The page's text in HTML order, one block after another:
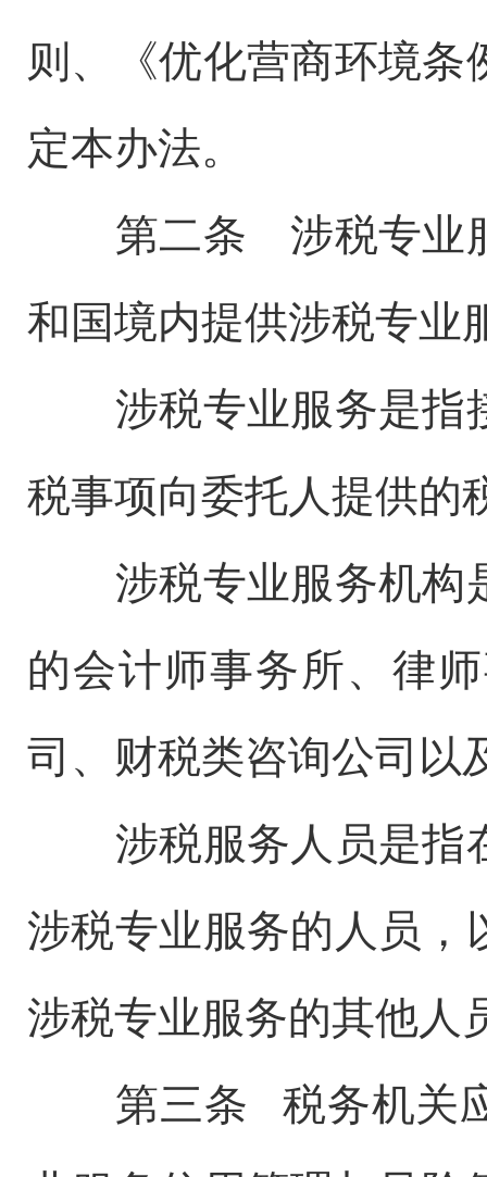
则、《优化营商环境
定本办法。
第二条 涉税专业服
和国境内提供涉税专业
涉税专业服务是指
税事项向委托人提供的
涉税专业服务机构
的会计师事务所、律
司、财税类咨询公司以
涉税服务人员是指
涉税专业服务的人员，
涉税专业服务的其他人
第三条 税务机关应